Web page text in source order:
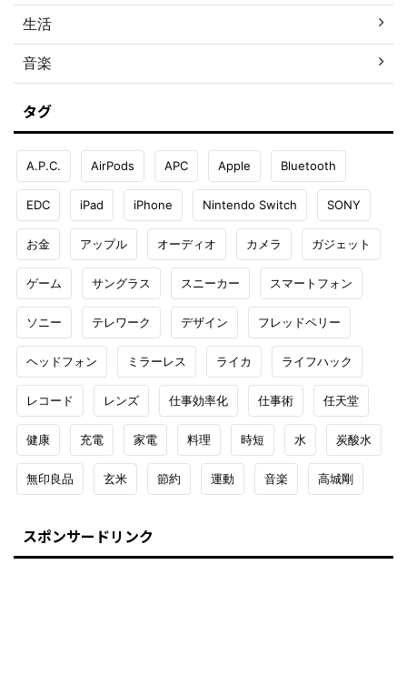
生活
音楽
タグ
A.P.C. AirPods APC Apple Bluetooth
EDC iPad iPhone Nintendo Switch SONY
お金 アップル オーディオ カメラ ガジェット
ゲーム サングラス スニーカー スマートフォン
ソニー テレワーク デザイン フレッドペリー
ヘッドフォン ミラーレス ライカ ライフハック
レコード レンズ 仕事効率化 仕事術 任天堂
健康 充電 家電 料理 時短 水 炭酸水
無印良品 玄米 節約 運動 音楽 高城剛
スポンサードリンク